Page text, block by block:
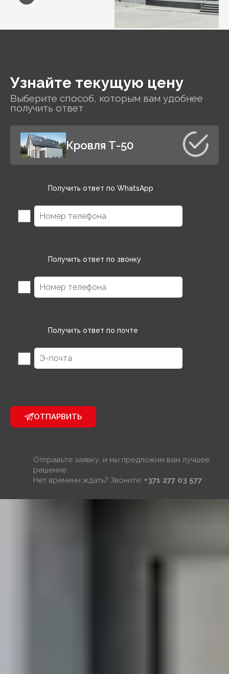
Узнайте текущую цену
Выберите способ, которым вам удобнее
получить ответ
Кровля Т-50
Получить ответ по WhatsApp
Получить ответ по звонку
Получить ответ по почте
ОТПАРВИТЬ
Отправьте заявку, и мы предложим вам лучшее
решение.
Нет времени ждать? Звоните: +371 277 03 577